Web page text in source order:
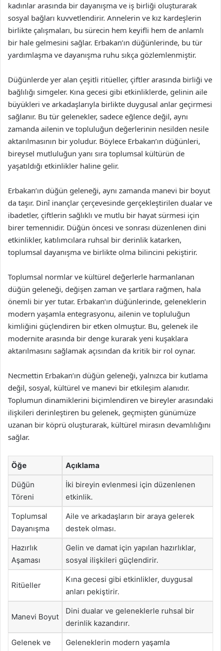
kadınlar arasında bir dayanışma ve iş birliği oluşturarak
sosyal bağları kuvvetlendirir. Annelerin ve kız kardeşlerin
birlikte çalışmaları, bu sürecin hem keyifli hem de anlamlı
bir hale gelmesini sağlar. Erbakan’ın düğünlerinde, bu tür
yardımlaşma ve dayanışma ruhu sıkça gözlemlenmiştir.
Düğünlerde yer alan çeşitli ritüeller, çiftler arasında birliği ve
bağlılığı simgeler. Kına gecesi gibi etkinliklerde, gelinin aile
büyükleri ve arkadaşlarıyla birlikte duygusal anlar geçirmesi
sağlanır. Bu tür gelenekler, sadece eğlence değil, aynı
zamanda ailenin ve topluluğun değerlerinin nesilden nesile
aktarılmasının bir yoludur. Böylece Erbakan’ın düğünleri,
bireysel mutluluğun yanı sıra toplumsal kültürün de
yaşatıldığı etkinlikler haline gelir.
Erbakan’ın düğün geleneği, aynı zamanda manevi bir boyut
da taşır. Dinî inançlar çerçevesinde gerçekleştirilen dualar ve
ibadetler, çiftlerin sağlıklı ve mutlu bir hayat sürmesi için
birer temennidir. Düğün öncesi ve sonrası düzenlenen dini
etkinlikler, katılımcılara ruhsal bir derinlik katarken,
toplumsal dayanışma ve birlikte olma bilincini pekiştirir.
Toplumsal normlar ve kültürel değerlerle harmanlanan
düğün geleneği, değişen zaman ve şartlara rağmen, hala
önemli bir yer tutar. Erbakan’ın düğünlerinde, geleneklerin
modern yaşamla entegrasyonu, ailenin ve topluluğun
kimliğini güçlendiren bir etken olmuştur. Bu, gelenek ile
modernite arasında bir denge kurarak yeni kuşaklara
aktarılmasını sağlamak açısından da kritik bir rol oynar.
Necmettin Erbakan’ın düğün geleneği, yalnızca bir kutlama
değil, sosyal, kültürel ve manevi bir etkileşim alanıdır.
Toplumun dinamiklerini biçimlendiren ve bireyler arasındaki
ilişkileri derinleştiren bu gelenek, geçmişten günümüze
uzanan bir köprü oluşturarak, kültürel mirasın devamlılığını
sağlar.
Öğe Açıklama
Düğün
Töreni
İki bireyin evlenmesi için düzenlenen
etkinlik.
Toplumsal
Dayanışma
Aile ve arkadaşların bir araya gelerek
destek olması.
Hazırlık
Aşaması
Gelin ve damat için yapılan hazırlıklar,
sosyal ilişkileri güçlendirir.
Ritüeller
Kına gecesi gibi etkinlikler, duygusal
anları pekiştirir.
Manevi Boyut
Dini dualar ve geleneklerle ruhsal bir
derinlik kazandırır.
Gelenek ve
Geleneklerin modern yaşamla